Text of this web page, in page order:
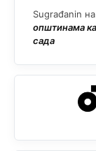
Sugrađanin на
општинама
сада